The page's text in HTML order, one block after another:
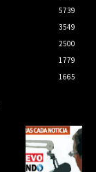
5739
3549
2500
1779
1665